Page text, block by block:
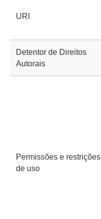
URI
Detentor de Direitos
Autorais
Permissões e restrições
de uso